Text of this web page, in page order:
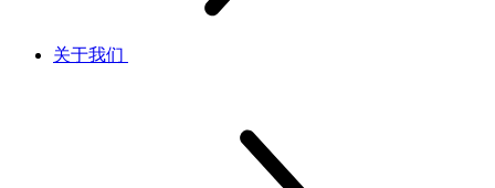
关于我们